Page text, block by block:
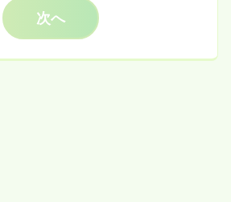
次へ